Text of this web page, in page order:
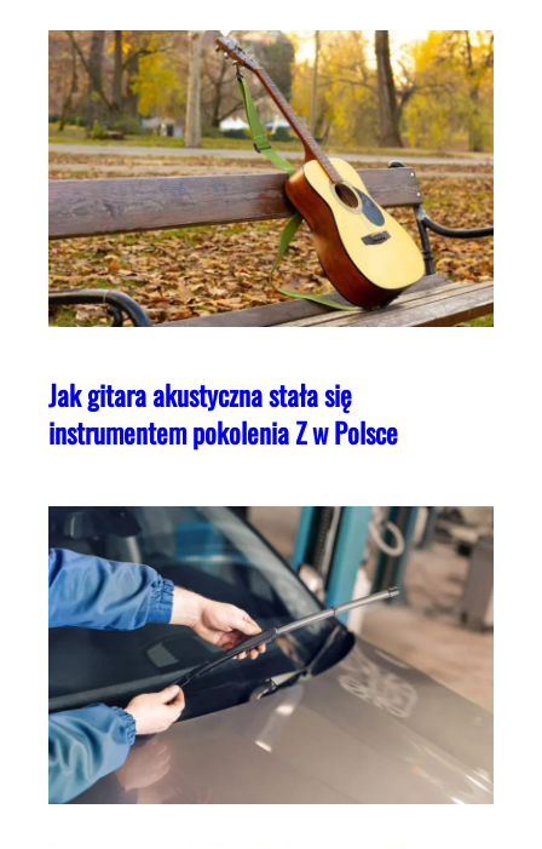
Jak gitara akustyczna stała się
instrumentem pokolenia Z w Polsce